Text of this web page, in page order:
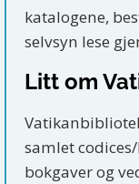
katalogene,
selvsyn lese
Litt om
samlet
bokgaver og